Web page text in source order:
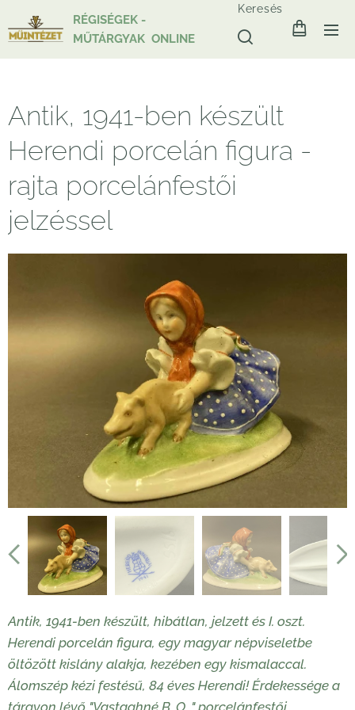
RÉGISÉGEK -
MŰTÁRGYAK ONLINE
Keresés
Antik, 1941-ben készült
Herendi porcelán figura -
rajta porcelánfestői
jelzéssel
Antik, 1941-ben készült, hibátlan, jelzett és I. oszt.
Herendi porcelán figura, egy magyar népviseletbe
öltözött kislány alakja, kezében egy kismalaccal.
Álomszép kézi festésű, 84 éves Herendi! Érdekessége a